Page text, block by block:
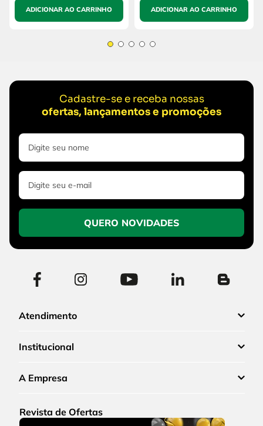
ADICIONAR AO CARRINHO ADICIONAR AO CARRINHO
Cadastre-se e receba nossas
ofertas, lançamentos e promoções
QUERO NOVIDADES
Atendimento
Institucional
A Empresa
Revista de Ofertas